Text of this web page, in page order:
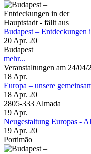
Budapest – Entdeckungen
20 Apr. 20
Budapest
mehr...
Veranstaltungen am 24/04/
18 Apr.
Europa – unsere
18 Apr. 20
2805-333 Almada
19 Apr.
Neugestaltung Europas -
19 Apr. 20
Portimão